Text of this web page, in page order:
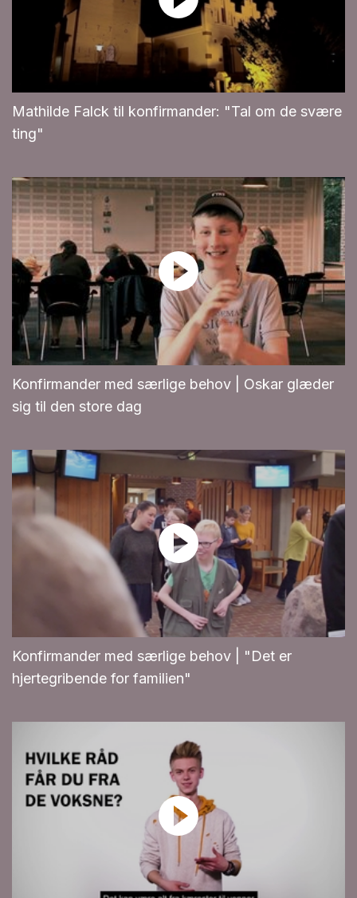
Mathilde Falck til konfirmander: "Tal om de svære
ting"
Konfirmander med særlige behov | Oskar glæder
sig til den store dag
Konfirmander med særlige behov | "Det er
hjertegribende for familien"